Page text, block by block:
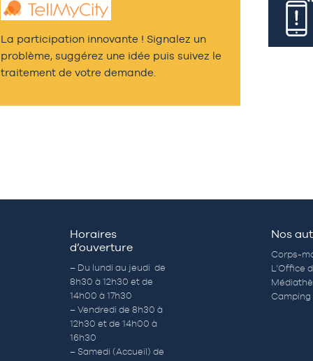
La participation innovante ! Signalez un
problème, suggérez une idée puis suivez le
traitement de votre demande.
Horaires
d’ouverture
– Du lundi au jeudi de
8h30 à 12h30 et de
14h00 à 17h30
– Vendredi de 8h30 à
12h30 et de 14h00 à
16h30
– Samedi (Accueil) de
Nos
Corps-
L’Office
Camping